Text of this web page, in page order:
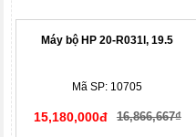
Máy bộ HP 20-R031l, 19.5
Mã SP: 10705
15,180,000đ 16,866,667₫